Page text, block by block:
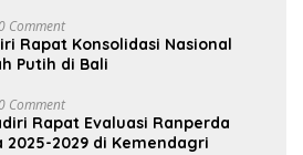
Comment
Rapat Konsolidasi Nasional
Putih di Bali
Comment
Rapat Evaluasi Ranperda
2025-2029 di Kemendagri